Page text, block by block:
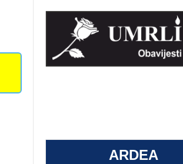
ARDEA